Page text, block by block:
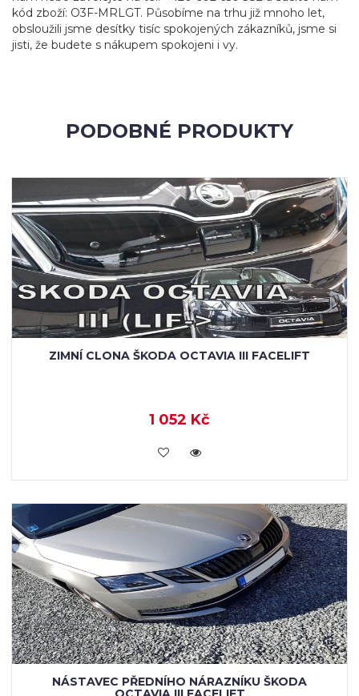
kód zboží: O3F-MRLGT. Působíme na trhu již mnoho let,
obsloužili jsme desítky tisíc spokojených zákazníků, jsme si
jisti, že budete s nákupem spokojeni i vy.
PODOBNÉ PRODUKTY
ZIMNÍ CLONA ŠKODA OCTAVIA III FACELIFT
1 052 Kč
KOUPIT
NÁSTAVEC PŘEDNÍHO NÁRAZNÍKU ŠKODA